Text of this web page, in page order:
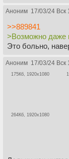
Аноним 17/03/24 Вск
>>889841
>Возможно даже
Это больно,
Аноним 17/03/24 Вск
175Кб, 1920x1080
264Кб, 1920x1080